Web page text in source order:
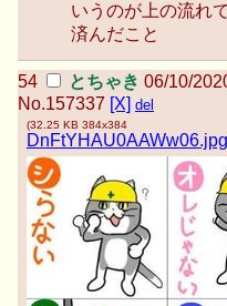
いうのが上の流れ
済んだこと
とちゃき 06/10/
No.157337 [X] del
(32.25 KB 384x384
DnFtYHAU0AAWw06.jpg